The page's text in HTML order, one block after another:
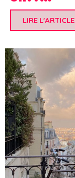
LIRE L'ARTICLE